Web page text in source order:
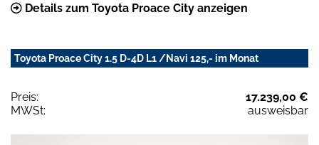
Details zum Toyota Proace City anzeigen
Toyota Proace City 1.5 D-4D L1 /Navi 125,- im Monat
Preis:
17.239,00 €
MWSt:
ausweisbar